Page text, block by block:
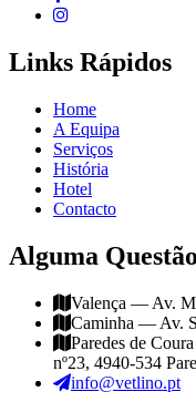
Links Rápidos
Home
A Equipa
Serviços
História
Hotel
Contacto
Alguma
Valença — Av.
Caminha — Av.
Paredes de
nº23, 4940-534
info@vetlino.pt